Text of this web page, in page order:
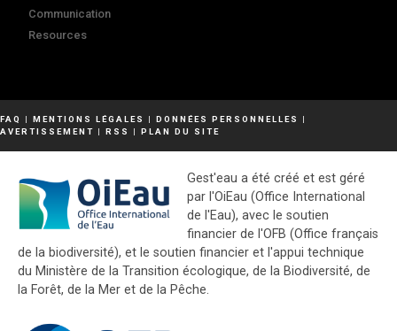
Communication
Resources
FAQ | MENTIONS LÉGALES | DONNÉES PERSONNELLES
|
AVERTISSEMENT | RSS | PLAN DU SITE
Gest'eau a été créé et est géré
par l'OiEau (Office International
de l'Eau), avec le soutien
financier de l'OFB (Office français
de la biodiversité), et le soutien financier et l'appui technique
du Ministère de la Transition écologique, de la Biodiversité, de
la Forêt, de la Mer et de la Pêche.